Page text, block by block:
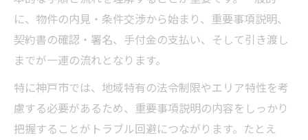
に、物件の内見・条件交渉から始まり、重要事項説明、
契約書の確認・署名、手付金の支払い、そして引き渡し
までが一連の流れとなります。
特に神戸市では、地域特有の法令制限やエリア特性を考
慮する必要があるため、重要事項説明の内容をしっかり
把握することがトラブル回避につながります。たとえ